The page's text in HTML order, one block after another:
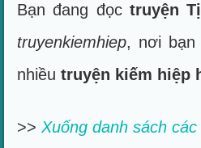
Bạn đang đọc truyện
truyenkiemhiep, nơi
nhiềutruyện kiếm hiệp
>>Xuống danh sách các